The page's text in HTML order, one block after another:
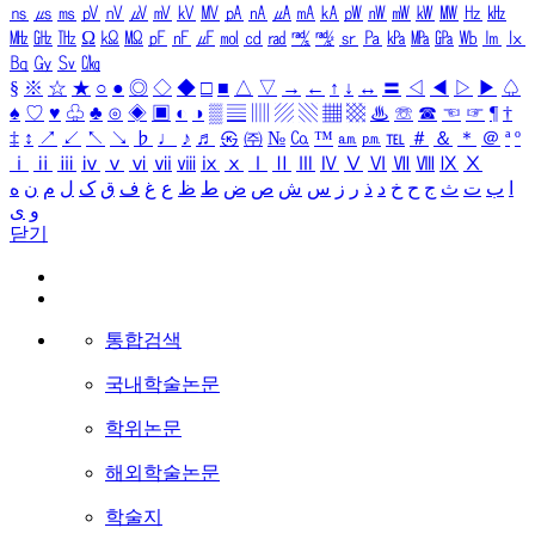
㎱ ㎲ ㎳ ㎴ ㎵ ㎶ ㎷ ㎸ ㎹ ㎀ ㎁ ㎂ ㎃ ㎄ ㎺ ㎻ ㎽ ㎾ ㎿ ㎐ ㎑
㎒ ㎓ ㎔ Ω ㏀ ㏁ ㎊ ㎋ ㎌ ㏖ ㏅ ㎭ ㎮ ㎯ ㏛ ㎩ ㎪ ㎫ ㎬ ㏝ ㏐
㏓
㏃ ㏉ ㏜ ㏆
§ ※ ☆ ★ ○ ● ◎ ◇ ◆ □ ■ △ ▽ → ← ↑ ↓ ↔ 〓 ◁ ◀ ▷ ▶ ♤
♠ ♡ ♥ ♧ ♣ ⊙ ◈ ▣ ◐ ◑ ▒ ▤ ▨ ▧ ▦ ▩ ♨ ☏ ☎ ☜ ☞ ¶ †
‡ ↕ ↗ ↙ ↖ ↘ ♭ ♩ ♪ ♬ ㉿ ㈜ № ㏇ ™ ㏂ ㏘ ℡ ＃ ＆ ＊ ＠ ª º
ⅰ
ⅱ ⅲ ⅳ ⅴ ⅵ ⅶ ⅷ ⅸ ⅹ Ⅳ Ⅴ Ⅵ Ⅶ Ⅷ Ⅸ Ⅹ
ب ت ث ج ح خ د ذ ر ز س ش ص ض ط ظ ع غ ف ق ک ل م ن ه
و ی
닫기
통합검색
국내학술논문
학위논문
해외학술논문
학술지